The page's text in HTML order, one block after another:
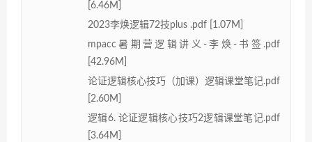
[6.46M]
2023李焕逻辑72技plus .pdf [1.07M]
mpacc暑期营逻辑讲义-李焕-书签.pdf
[42.96M]
论证逻辑核心技巧（加课）逻辑课堂笔记.pdf
[2.60M]
逻辑6. 论证逻辑核心技巧2逻辑课堂笔记.pdf
[3.64M]